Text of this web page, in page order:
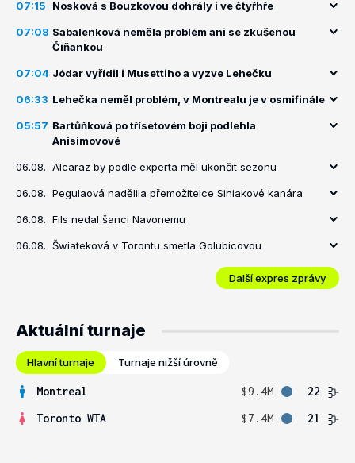
07:15 Nosková s Bouzkovou dohrály i ve čtyřhře
07:08 Sabalenková neměla problém ani se zkušenou
Číňankou
07:04 Jódar vyřídil i Musettiho a vyzve Lehečku
06:33 Lehečka neměl problém, v Montrealu je v osmifinále
05:57 Bartůňková po třísetovém boji podlehla
Anisimovové
06.08. Alcaraz by podle experta měl ukončit sezonu
06.08. Pegulaová nadělila přemožitelce Siniakové kanára
06.08. Fils nedal šanci Navonemu
06.08. Šwiateková v Torontu smetla Golubicovou
Další expres zprávy
Aktuální turnaje
Hlavní turnaje Turnaje nižší úrovně
Montreal $9.4M
22
Toronto WTA
$7.4M 21